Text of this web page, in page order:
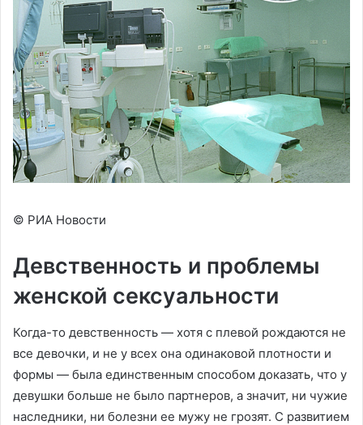
© РИА Новости
Девственность и проблемы
женской сексуальности
Когда-то девственность — хотя с плевой рождаются не
все девочки, и не у всех она одинаковой плотности и
формы — была единственным способом доказать, что у
девушки больше не было партнеров, а значит, ни чужие
наследники, ни болезни ее мужу не грозят. С развитием